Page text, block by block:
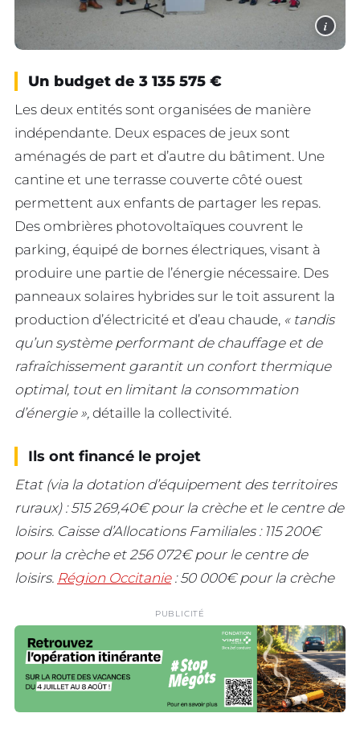
i
Un budget de 3 135 575 €
Les deux entités sont organisées de manière
indépendante. Deux espaces de jeux sont
aménagés de part et d’autre du bâtiment. Une
cantine et une terrasse couverte côté ouest
permettent aux enfants de partager les repas.
Des ombrières photovoltaïques couvrent le
parking, équipé de bornes électriques, visant à
produire une partie de l’énergie nécessaire. Des
panneaux solaires hybrides sur le toit assurent la
production d’électricité et d’eau chaude, « tandis
qu’un système performant de chauffage et de
rafraîchissement garantit un confort thermique
optimal, tout en limitant la consommation
d’énergie », détaille la collectivité.
Ils ont financé le projet
Etat (via la dotation d’équipement des territoires
ruraux) : 515 269,40€ pour la crèche et le centre de
loisirs. Caisse d’Allocations Familiales : 115 200€
pour la crèche et 256 072€ pour le centre de
loisirs. Région Occitanie: 50 000€ pour la crèche
PUBLICITÉ